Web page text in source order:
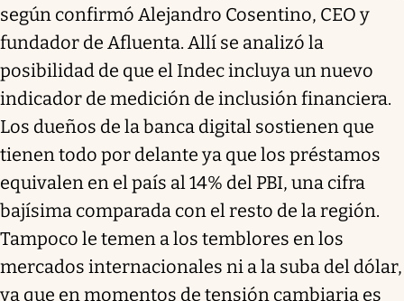
según confirmó Alejandro Cosentino, CEO y
fundador de Afluenta. Allí se analizó la
posibilidad de que el Indec incluya un nuevo
indicador de medición de inclusión financiera.
Los dueños de la banca digital sostienen que
tienen todo por delante ya que los préstamos
equivalen en el país al 14% del PBI, una cifra
bajísima comparada con el resto de la región.
Tampoco le temen a los temblores en los
mercados internacionales ni a la suba del dólar,
ya que en momentos de tensión cambiaria es